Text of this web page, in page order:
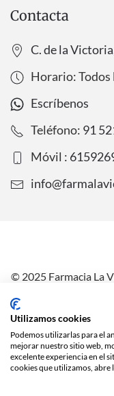
Contacta
C. de la
Horario: Todos
Escríbenos
Teléfono: 91
Móvil :
© 2025 Farmacia La
Utilizamos cookies
Podemos utilizarlas para el
mejorar nuestro sitio web,
excelente experiencia en el
cookies que utilizamos, abre